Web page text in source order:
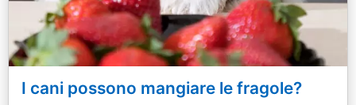
I cani possono mangiare le fragole?